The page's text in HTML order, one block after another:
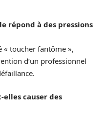
répond à des pressions
« toucher fantôme »,
d’un professionnel
elles causer des